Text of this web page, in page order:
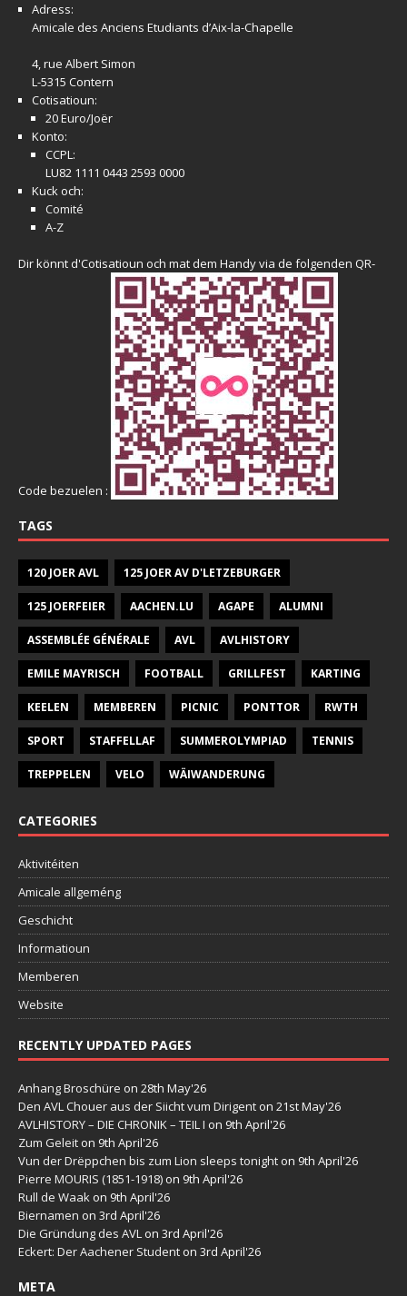
Adress:
Amicale des Anciens Etudiants d’Aix-la-Chapelle
4, rue Albert Simon
L-5315 Contern
Cotisatioun:
20 Euro/Joër
Konto:
CCPL:
LU82 1111 0443 2593 0000
Kuck och:
Comité
A-Z
Dir könnt d'Cotisatioun och mat dem Handy via de folgenden QR-
Code bezuelen :
TAGS
120 JOER AVL 125 JOER AV D'LETZEBURGER
125 JOERFEIER AACHEN.LU AGAPE ALUMNI
ASSEMBLÉE GÉNÉRALE AVL AVLHISTORY
EMILE MAYRISCH FOOTBALL GRILLFEST KARTING
KEELEN MEMBEREN PICNIC PONTTOR RWTH
SPORT STAFFELLAF SUMMEROLYMPIAD TENNIS
TREPPELEN VELO WÄIWANDERUNG
CATEGORIES
Aktivitéiten
Amicale allgeméng
Geschicht
Informatioun
Memberen
Website
RECENTLY UPDATED PAGES
Anhang Broschüre on 28th May'26
Den AVL Chouer aus der Siicht vum Dirigent on 21st May'26
AVLHISTORY – DIE CHRONIK – TEIL I on 9th April'26
Zum Geleit on 9th April'26
Vun der Drëppchen bis zum Lion sleeps tonight on 9th April'26
Pierre MOURIS (1851-1918) on 9th April'26
Rull de Waak on 9th April'26
Biernamen on 3rd April'26
Die Gründung des AVL on 3rd April'26
Eckert: Der Aachener Student on 3rd April'26
META